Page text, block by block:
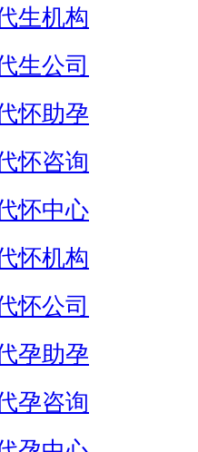
生机构
生公司
怀助孕
怀咨询
怀中心
怀机构
怀公司
孕助孕
孕咨询